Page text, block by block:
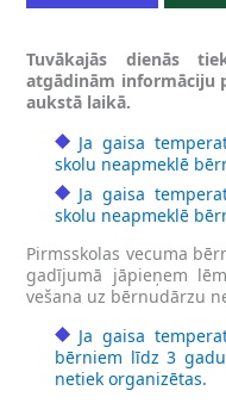
Tuvākajās dienās
atgādinām informāciju
aukstā laikā.
Ja gaisa
skolu neapmeklē
Ja gaisa
skolu neapmeklē
Pirmsskolas vecuma
gadījumā jāpieņem
vešana uz bērnudārzu
Ja gaisa
bērniem līdz 3
netiek organizētas.